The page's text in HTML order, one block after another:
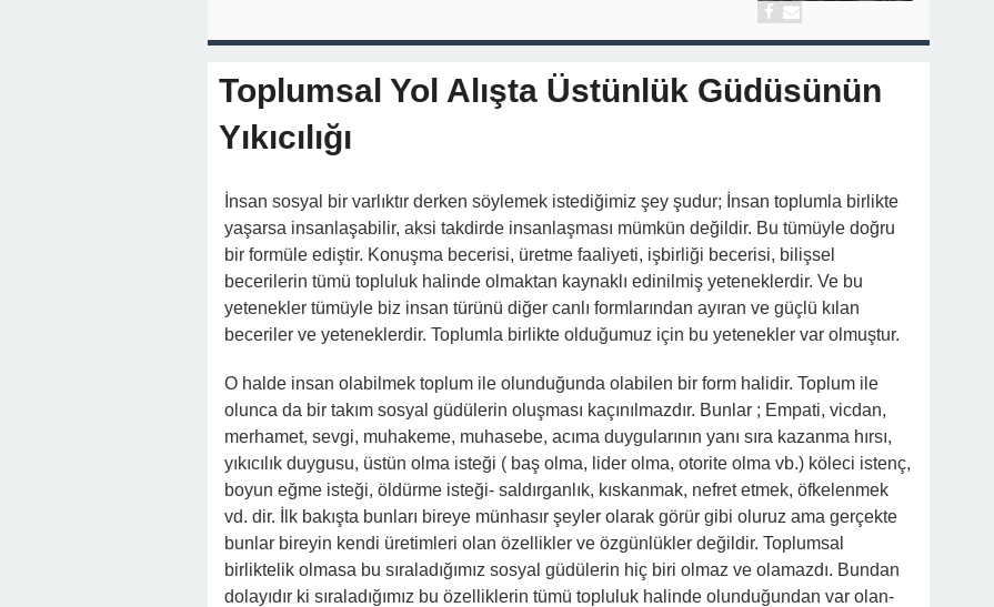
Toplumsal Yol Alışta Üstünlük Güdüsünün
Yıkıcılığı
İnsan sosyal bir varlıktır derken söylemek istediğimiz şey şudur; İnsan toplumla birlikte
yaşarsa insanlaşabilir, aksi takdirde insanlaşması mümkün değildir. Bu tümüyle doğru
bir formüle ediştir. Konuşma becerisi, üretme faaliyeti, işbirliği becerisi, bilişsel
becerilerin tümü topluluk halinde olmaktan kaynaklı edinilmiş yeteneklerdir. Ve bu
yetenekler tümüyle biz insan türünü diğer canlı formlarından ayıran ve güçlü kılan
beceriler ve yeteneklerdir. Toplumla birlikte olduğumuz için bu yetenekler var olmuştur.
O halde insan olabilmek toplum ile olunduğunda olabilen bir form halidir. Toplum ile
olunca da bir takım sosyal güdülerin oluşması kaçınılmazdır. Bunlar ; Empati, vicdan,
merhamet, sevgi, muhakeme, muhasebe, acıma duygularının yanı sıra kazanma hırsı,
yıkıcılık duygusu, üstün olma isteği ( baş olma, lider olma, otorite olma vb.) köleci istenç,
boyun eğme isteği, öldürme isteği- saldırganlık, kıskanmak, nefret etmek, öfkelenmek
vd. dir. İlk bakışta bunları bireye münhasır şeyler olarak görür gibi oluruz ama gerçekte
bunlar bireyin kendi üretimleri olan özellikler ve özgünlükler değildir. Toplumsal
birliktelik olmasa bu sıraladığımız sosyal güdülerin hiç biri olmaz ve olamazdı. Bundan
dolayıdır ki sıraladığımız bu özelliklerin tümü topluluk halinde olunduğundan var olan-